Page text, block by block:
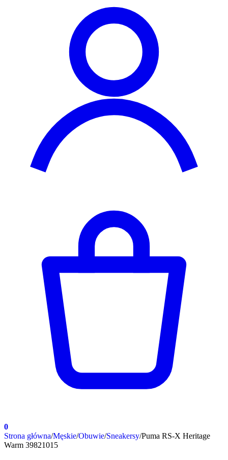
0
Strona główna/Męskie/Obuwie/Sneakersy/Puma RS-X Heritage
Warm 39821015